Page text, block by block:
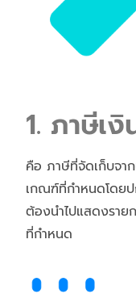
1. ภาษีเ
คือ ภาษีที่จัดเก็บจา
เกณฑ์ที่กำหนดโดยป
ต้องนำไปแสดงราย
ที่กำหนด